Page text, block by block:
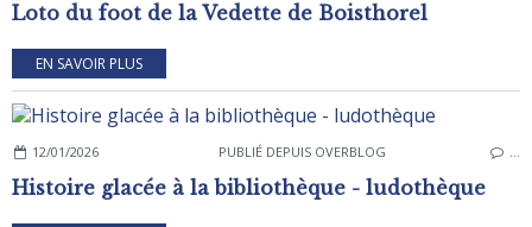
Loto du foot de la Vedette de Boisthorel
EN SAVOIR PLUS
12/01/2026 PUBLIÉ DEPUIS OVERBLOG …
Histoire glacée à la bibliothèque - ludothèque